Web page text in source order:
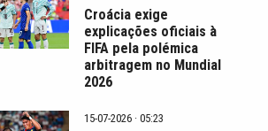
Croácia exige
explicações oficiais à
FIFA pela polémica
arbitragem no Mundial
2026
15-07-2026 · 05:23